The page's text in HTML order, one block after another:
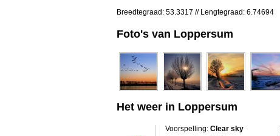
Breedtegraad: 53.3317 // Lengtegraad: 6.74694
Foto's van Loppersum
Het weer in Loppersum
Voorspelling: Clear sky